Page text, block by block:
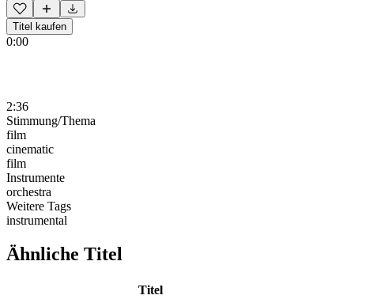
Titel kaufen
0:00
2:36
Stimmung/Thema
film
cinematic
film
Instrumente
orchestra
Weitere Tags
instrumental
Ähnliche Titel
Titel